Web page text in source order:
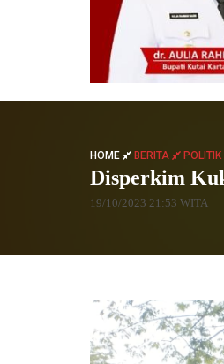
HOME BERITA
Disperkim
19/10/2023 21:53 WITA